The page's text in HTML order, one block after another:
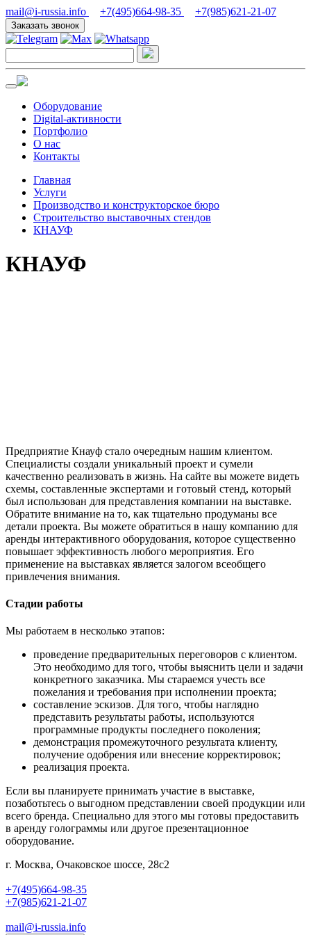
mail@i-russia.info +7(495)664-98-35 +7(985)621-21-07
Заказать звонок
Оборудование
Digital-активности
Портфолио
О нас
Контакты
Главная
Услуги
Производство и конструкторское бюро
Строительство выставочных стендов
КНАУФ
КНАУФ
Предприятие Кнауф стало очередным нашим клиентом.
Специалисты создали уникальный проект и сумели
качественно реализовать в жизнь. На сайте вы можете видеть
схемы, составленные экспертами и готовый стенд, который
был использован для представления компании на выставке.
Обратите внимание на то, как тщательно продуманы все
детали проекта. Вы можете обратиться в нашу компанию для
аренды интерактивного оборудования, которое существенно
повышает эффективность любого мероприятия. Его
применение на выставках является залогом всеобщего
привлечения внимания.
Стадии работы
Мы работаем в несколько этапов:
проведение предварительных переговоров с клиентом.
Это необходимо для того, чтобы выяснить цели и задачи
конкретного заказчика. Мы стараемся учесть все
пожелания и требования при исполнении проекта;
составление эскизов. Для того, чтобы наглядно
представить результаты работы, используются
программные продукты последнего поколения;
демонстрация промежуточного результата клиенту,
получение одобрения или внесение корректировок;
реализация проекта.
Если вы планируете принимать участие в выставке,
позаботьтесь о выгодном представлении своей продукции или
всего бренда. Специально для этого мы готовы предоставить
в аренду голограммы или другое презентационное
оборудование.
г. Москва, Очаковское шоссе, 28с2
+7(495)664-98-35
+7(985)621-21-07
mail@i-russia.info